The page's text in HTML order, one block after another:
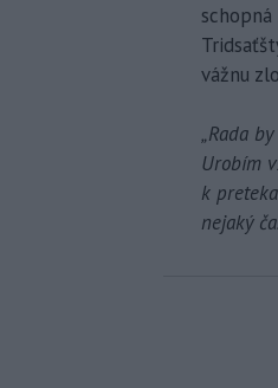
vážnu
„Rada
Urobím
k
nejaký